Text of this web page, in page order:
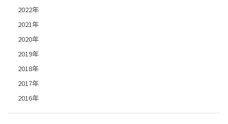
2022年
2021年
2020年
2019年
2018年
2017年
2016年